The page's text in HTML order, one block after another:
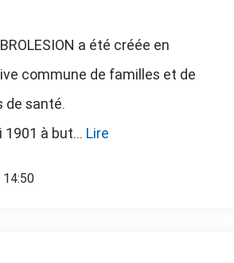
a été créée en
commune de familles et de
de santé.
à but... Lire